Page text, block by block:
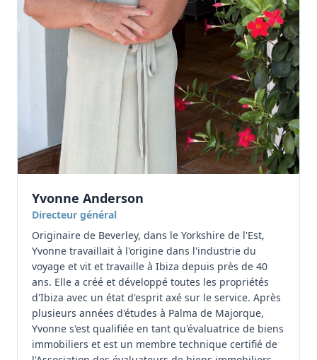
Yvonne Anderson
Directeur général
Originaire de Beverley, dans le Yorkshire de l'Est,
Yvonne travaillait à l'origine dans l'industrie du
voyage et vit et travaille à Ibiza depuis près de 40
ans. Elle a créé et développé toutes les propriétés
d'Ibiza avec un état d'esprit axé sur le service. Après
plusieurs années d'études à Palma de Majorque,
Yvonne s'est qualifiée en tant qu'évaluatrice de biens
immobiliers et est un membre technique certifié de